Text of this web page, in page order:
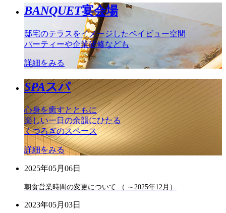
BANQUET宴会場
邸宅のテラスをイメージしたベイビュー空間
パーティーや企業研修なども
詳細をみる
SPAスパ
心身を癒すとともに
楽しい一日の余韻にひたる
くつろぎのスペース
詳細をみる
2025年05月06日
朝食営業時間の変更について （ ～2025年12月）
2023年05月03日